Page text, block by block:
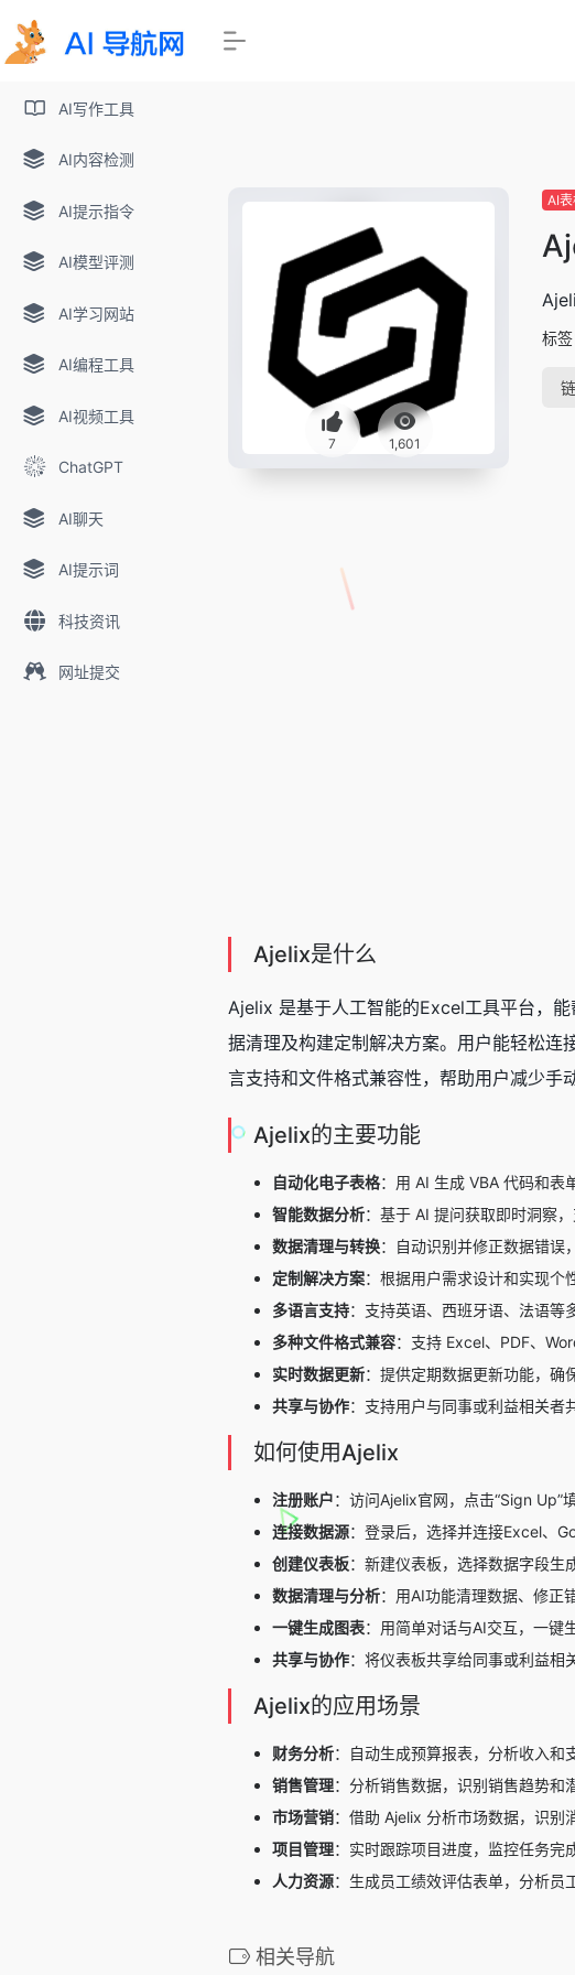
AI写作工具
AI内容检测
AI提示指令
AI模型评测
AI学习网站
AI编程工具
AI视频工具
ChatGPT
AI聊天
AI提示词
科技资讯
网址提交
7 1,601
AI
标签
Ajelix是什么
Ajelix 是基于人工智能的Excel工具平台，
据清理及构建定制解决方案。用户能轻松
言支持和文件格式兼容性，帮助用户减少手
Ajelix的主要功能
自动化电子表格：用 AI 生成 VBA 代码和表
智能数据分析：基于 AI 提问获取即时洞察
数据清理与转换：自动识别并修正数据错误
定制解决方案：根据用户需求设计和实现个
多语言支持：支持英语、西班牙语、法语等
多种文件格式兼容：支持 Excel、PDF、
实时数据更新：提供定期数据更新功能，确
共享与协作：支持用户与同事或利益相关者
如何使用Ajelix
注册账户：访问Ajelix官网，点击“Sign Up”
连接数据源：登录后，选择并连接Excel、
创建仪表板：新建仪表板，选择数据字段生
数据清理与分析：用AI功能清理数据、修正
一键生成图表：用简单对话与AI交互，一键
共享与协作：将仪表板共享给同事或利益相
Ajelix的应用场景
财务分析：自动生成预算报表，分析收入和
销售管理：分析销售数据，识别销售趋势和
市场营销：借助 Ajelix 分析市场数据，识别
项目管理：实时跟踪项目进度，监控任务完
人力资源：生成员工绩效评估表单，分析员
相关导航